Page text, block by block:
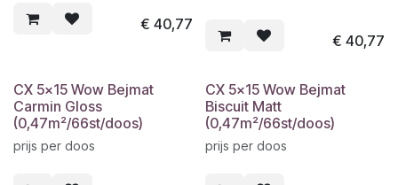
€ 40,77
€ 40,77
CX 5x15 Wow Bejmat
Carmin Gloss
(0,47m²/66st/doos)
prijs per doos
CX 5x15 Wow Bejmat
Biscuit Matt
(0,47m²/66st/doos)
prijs per doos